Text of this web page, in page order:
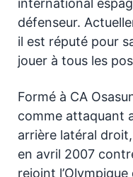
international
défenseur.
il est réputé pour
jouer à tous les
Formé à CA
comme attaquant
arrière latéral
en avril 2007
rejoint